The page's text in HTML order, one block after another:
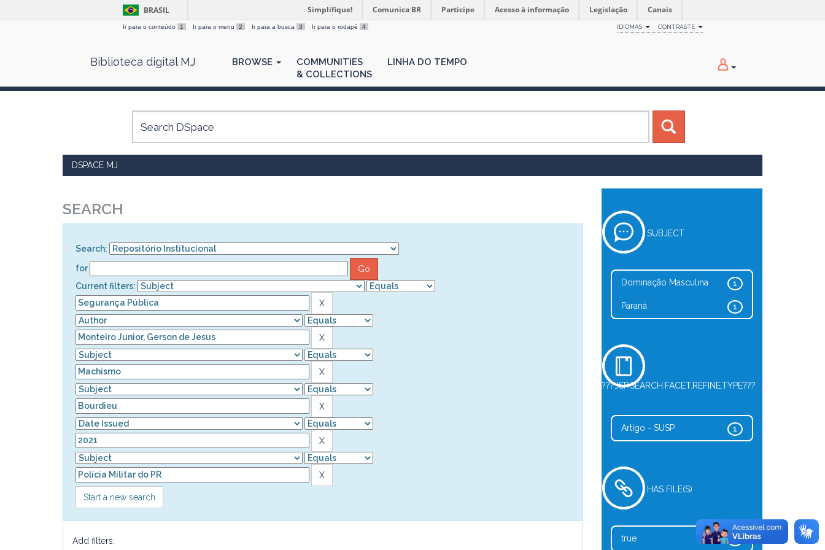
BRASIL Simplifique! Comunica BR Participe Acesso à informação Legislação Canais
Ir para o conteúdo 1 Ir para o menu 2 Ir para a busca 3 Ir para o rodapé 4 IDIOMAS CONTRASTE
Biblioteca digital MJ BROWSE
COMMUNITIES
& COLLECTIONS
LINHA DO TEMPO
DSPACE MJ
SEARCH
Search:
for
Current filters:
Start a new search
Add filters:
SUBJECT
1
Dominação Masculina
1
Paraná
???JSP.SEARCH.FACET.REFINE.TYPE???
1
Artigo - SUSP
HAS FILE(S)
1
true